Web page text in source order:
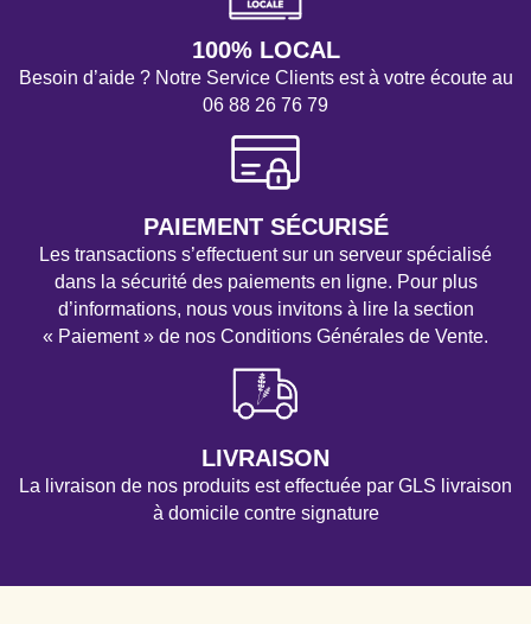
100% LOCAL
Besoin d’aide ? Notre Service Clients est à votre écoute au
06 88 26 76 79
PAIEMENT SÉCURISÉ
Les transactions s’effectuent sur un serveur spécialisé
dans la sécurité des paiements en ligne. Pour plus
d’informations, nous vous invitons à lire la section
« Paiement » de nos Conditions Générales de Vente.
LIVRAISON
La livraison de nos produits est effectuée par GLS livraison
à domicile contre signature